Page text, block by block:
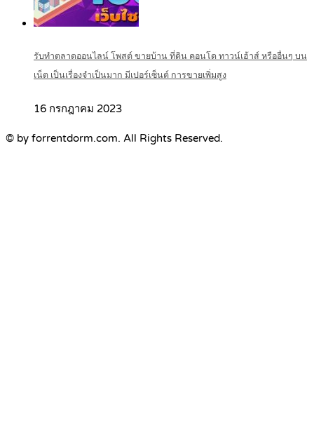
รับทำตลาดออนไลน์ โพสต์ ขายบ้าน ที่ดิน คอนโด ทาวน์เฮ้าส์ หรืออื่นๆ บน
เน็ต เป็นเรื่องจำเป็นมาก มีเปอร์เซ็นต์ การขายเพิ่มสูง
16 กรกฎาคม 2023
© by forrentdorm.com. All Rights Reserved.